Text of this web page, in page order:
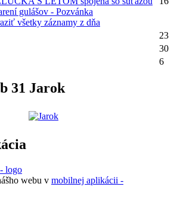
gulášov - Pozvánka
všetky záznamy z dňa
23
30
6
31 Jarok
webu v mobilnej aplikácii -